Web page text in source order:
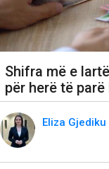
Shifra më e
për herë të
Eliza Gjediku